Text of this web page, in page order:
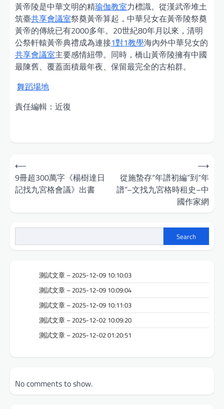
黃帝陵是中華文明的精瑜伽教室力標識。從漢武帝堆土
筑臺共享會議室祭奠黃帝算起，中華兒女在黃帝陵祭奠
黃帝的傳統已有2000多年。20世紀80年月以來，清明
公祭軒轅黃帝典禮成為連接1對1教學海內外中華兒女的
共享會議室主要感情紐帶。同時，橋山黃帝陵擁有中國
最陳舊、覆蓋面積最年夜、保留最完全的古柏群。
舞蹈場地
責任編輯：近復
Post
navigation
⟵
9冊超300萬字《楊樹達日
記找九宮格會議》出書
從施蟄存“年譜初編”到“年
譜”–文找九宮格時租史–中
國作家網
⟶
Search
測試文章 – 2025-12-09 10:10:03
測試文章 – 2025-12-09 10:09:04
測試文章 – 2025-12-09 10:11:03
測試文章 – 2025-12-02 10:09:20
測試文章 – 2025-12-02 01:20:51
No comments to show.